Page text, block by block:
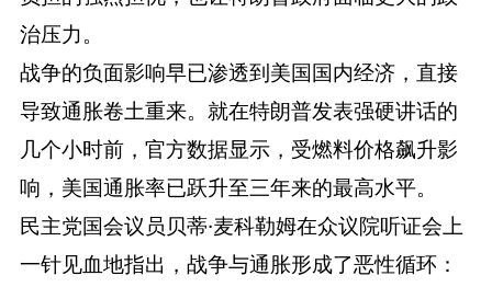
治压力。
战争的负面影响早已渗透到美国国内经济，直接
导致通胀卷土重来。就在特朗普发表强硬讲话的
几个小时前，官方数据显示，受燃料价格飙升影
响，美国通胀率已跃升至三年来的最高水平。
民主党国会议员贝蒂·麦科勒姆在众议院听证会上
一针见血地指出，战争与通胀形成了恶性循环：